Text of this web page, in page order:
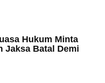
Hukum Minta
Jaksa Batal Demi